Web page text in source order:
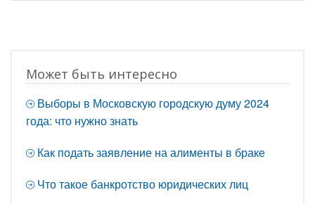
Может быть интересно
Выборы в Московскую городскую думу 2024
года: что нужно знать
Как подать заявление на алименты в браке
Что такое банкротство юридических лиц